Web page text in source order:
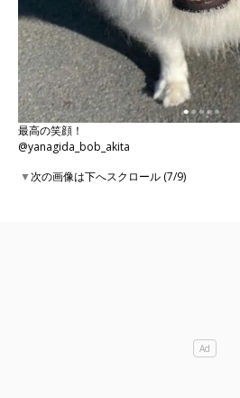
最高の笑顔！
@yanagida_bob_akita
▼次の画像は下へスクロール (7/9)